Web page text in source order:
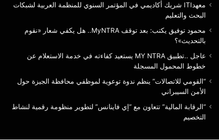
معهدITI شريك أكاديمي في المؤتمر السنوي للمنظمة العربية لشبكات
البحث والتعليم
محمود توفيق يكتب: بعد توقف MyNTRA.. هل يكفي شعار «نقوم
بالتحديث»؟
عاجل ..تطبيق MY NTRA يستعيد كفاءته في خدمة الاستعلام عن
خطوط المحمول المسجلة
“القومي للاتصالات” ينظم ندوة توعوية لموظفي محافظة الجيزة حول
الأمن السيبراني
“الرقابة المالية” تتعاون مع “إي فاينانس” لتطوير منظومة رقمية لنشاط
التخصيم